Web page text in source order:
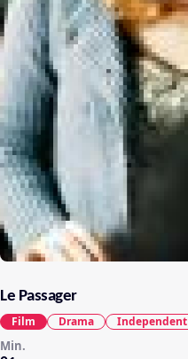
Le Passager
Min.
Film Drama Independent